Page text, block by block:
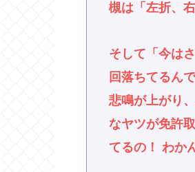
槻は「左折、
そして「今は
回落ちてるん
悲鳴が上がり
なヤツが免許
てるの！ わか